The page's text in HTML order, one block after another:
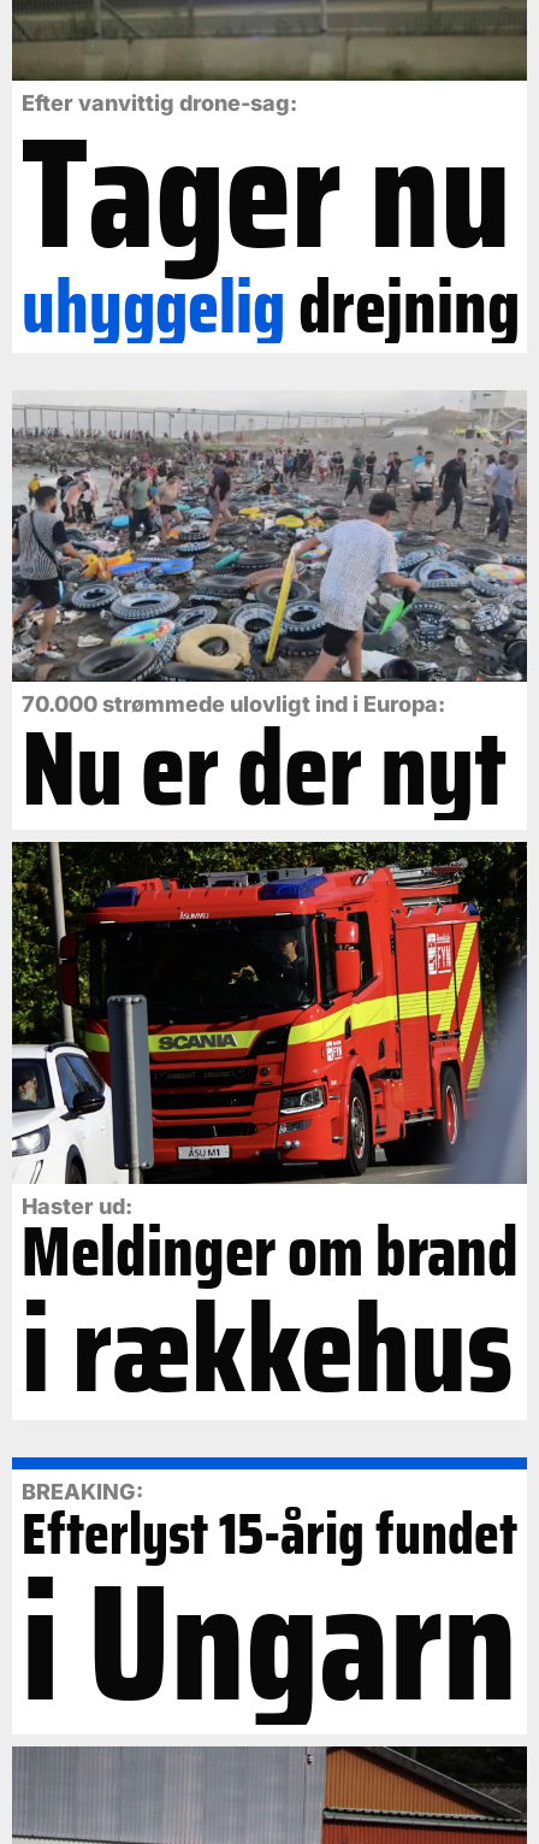
Efter vanvittig drone-sag:
Tager nu
uhyggeligdrejning
70.000 strømmede ulovligt ind i Europa:
Nu er der nyt
Haster ud:
Meldinger om brand
i rækkehus
BREAKING:
Efterlyst 15-årig fundet
i Ungarn